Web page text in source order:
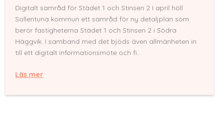
Digitalt samråd för Städet 1 och Stinsen 2 I april höll
Sollentuna kommun ett samråd för ny detaljplan som
berör fastigheterna Städet 1 och Stinsen 2 i Södra
Häggvik. I samband med det bjöds även allmänheten in
till ett digitalt informationsmöte och fi...
Läs mer